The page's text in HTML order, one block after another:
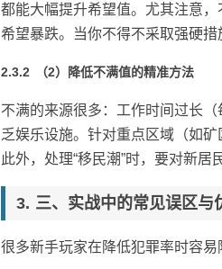
都能大幅提升希望值。尤其注意，
希望暴跌。当你不得不采取强硬
（2）降低不满值的精准方法
不满的来源很多：工作时间过长
乏娱乐设施。针对重点区域（如矿
此外，处理“移民潮”时，要对新居
三、实战中的常见误区与
很多新手玩家在降低犯罪率时容易